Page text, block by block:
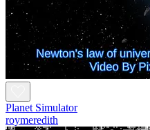
Planet Simulator
roymeredith